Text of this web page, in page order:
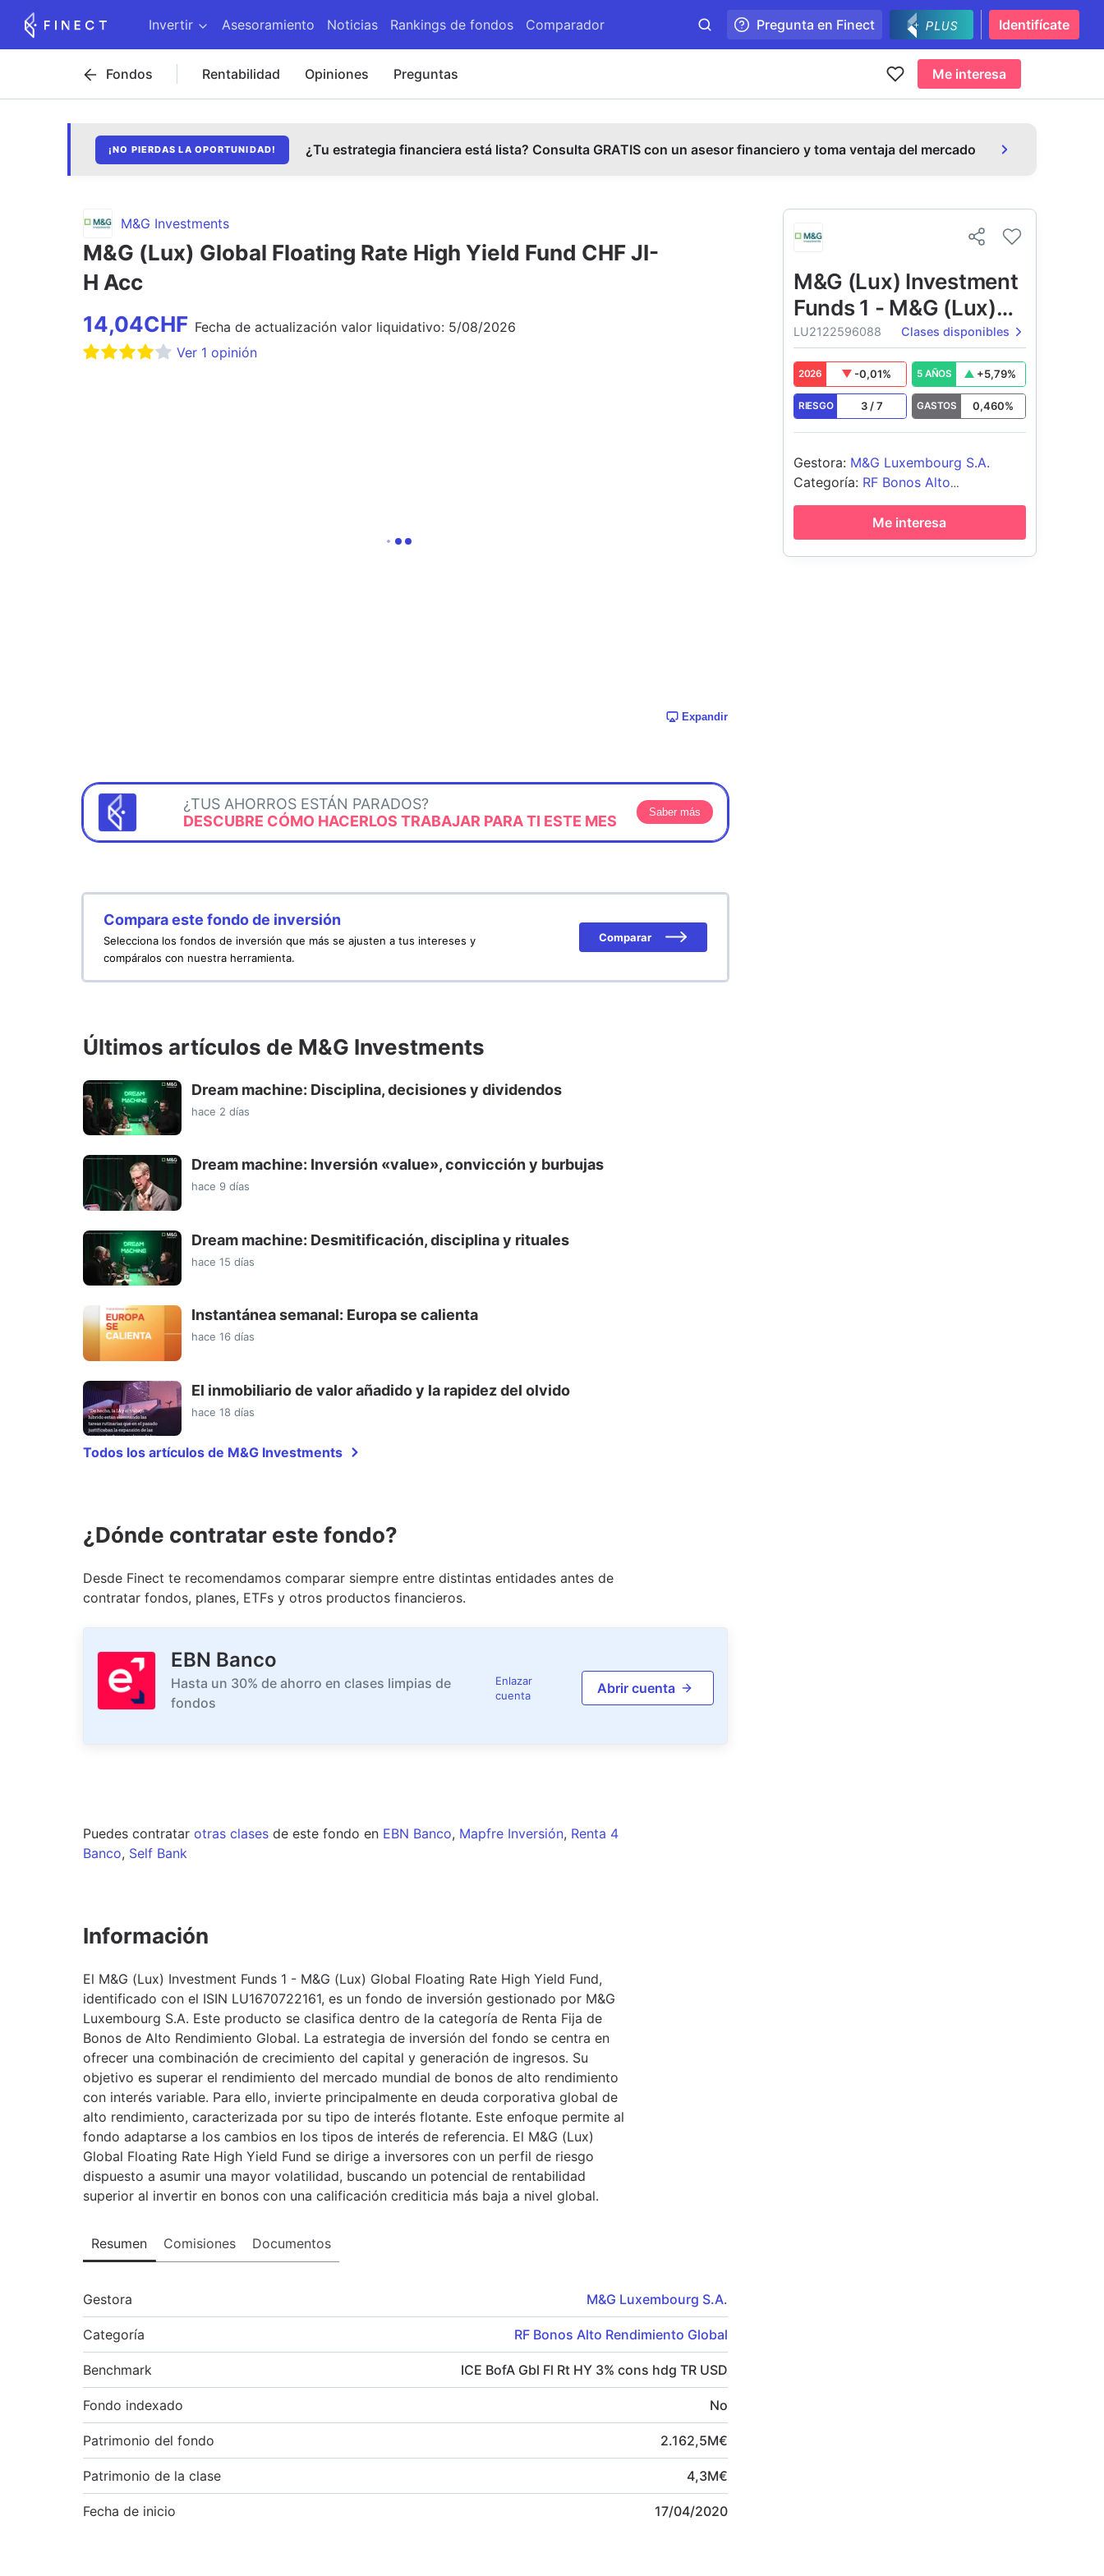
Invertir Asesoramiento Noticias Rankings de fondos Comparador Pregunta en Finect Identifícate
Fondos Rentabilidad Opiniones Preguntas Me interesa
¡NO PIERDAS LA OPORTUNIDAD! ¿Tu estrategia financiera está lista? Consulta GRATIS con un asesor financiero y toma ventaja del mercado
M&G Investments
M&G (Lux) Global Floating Rate High Yield Fund CHF JI-
H Acc
14,04CHF Fecha de actualización valor liquidativo: 5/08/2026
Ver 1 opinión
Expandir
¿TUS AHORROS ESTÁN PARADOS?
DESCUBRE CÓMO HACERLOS TRABAJAR PARA TI ESTE MES
Saber más
Compara este fondo de inversión
Selecciona los fondos de inversión que más se ajusten a tus intereses y
compáralos con nuestra herramienta.
Comparar
Últimos artículos de M&G Investments
Dream machine: Disciplina, decisiones y dividendos
hace 2 días
Dream machine: Inversión «value», convicción y burbujas
hace 9 días
Dream machine: Desmitificación, disciplina y rituales
hace 15 días
Instantánea semanal: Europa se calienta
hace 16 días
El inmobiliario de valor añadido y la rapidez del olvido
hace 18 días
Todos los artículos de M&G Investments
¿Dónde contratar este fondo?
Desde Finect te recomendamos comparar siempre entre distintas entidades antes de
contratar fondos, planes, ETFs y otros productos financieros.
EBN Banco
Hasta un 30% de ahorro en clases limpias de
fondos
Enlazar
cuenta
Abrir cuenta
Puedes contratar otras clases de este fondo en EBN Banco, Mapfre Inversión, Renta 4
Banco, Self Bank
Información
El M&G (Lux) Investment Funds 1 - M&G (Lux) Global Floating Rate High Yield Fund,
identificado con el ISIN LU1670722161, es un fondo de inversión gestionado por M&G
Luxembourg S.A. Este producto se clasifica dentro de la categoría de Renta Fija de
Bonos de Alto Rendimiento Global. La estrategia de inversión del fondo se centra en
ofrecer una combinación de crecimiento del capital y generación de ingresos. Su
objetivo es superar el rendimiento del mercado mundial de bonos de alto rendimiento
con interés variable. Para ello, invierte principalmente en deuda corporativa global de
alto rendimiento, caracterizada por su tipo de interés flotante. Este enfoque permite al
fondo adaptarse a los cambios en los tipos de interés de referencia. El M&G (Lux)
Global Floating Rate High Yield Fund se dirige a inversores con un perfil de riesgo
dispuesto a asumir una mayor volatilidad, buscando un potencial de rentabilidad
superior al invertir en bonos con una calificación crediticia más baja a nivel global.
Resumen Comisiones Documentos
Gestora M&G Luxembourg S.A.
Categoría RF Bonos Alto Rendimiento Global
Benchmark ICE BofA Gbl Fl Rt HY 3% cons hdg TR USD
Fondo indexado No
Patrimonio del fondo 2.162,5M€
Patrimonio de la clase 4,3M€
Fecha de inicio 17/04/2020
M&G (Lux) Investment
Funds 1 - M&G (Lux)
Global Floating Rate
High Yield Fund
LU2122596088 Clases disponibles
2026 -0,01% 5 AÑOS +5,79%
RIESGO 3/7 GASTOS 0,460%
Gestora: M&G Luxembourg S.A.
Categoría: RF Bonos Alto
Rendimiento Global
Me interesa